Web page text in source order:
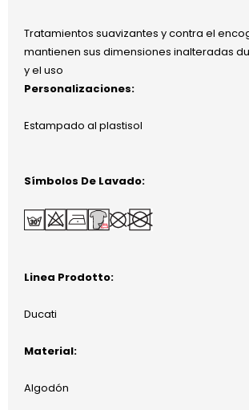
Tratamientos suavizantes y contra el
mantienen sus dimensiones inalteradas
y el uso
Personalizaciones:
Estampado al plastisol
Símbolos De Lavado:
Linea Prodotto:
Ducati
Material:
Algodón